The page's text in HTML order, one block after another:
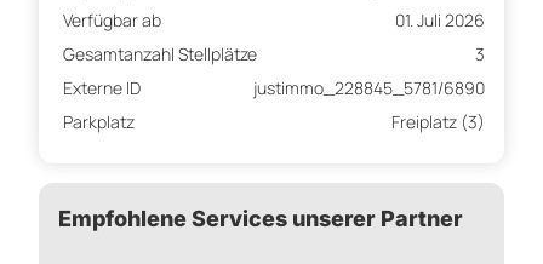
Verfügbar ab
01. Juli 2026
Gesamtanzahl Stellplätze
3
Externe ID
justimmo_228845_5781/6890
Parkplatz
Freiplatz (3)
Empfohlene Services unserer Partner